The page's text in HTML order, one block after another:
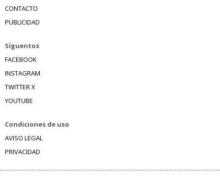
CONTACTO
PUBLICIDAD
Síguentos
FACEBOOK
INSTAGRAM
TWITTER X
YOUTUBE
Condiciones de uso
AVISO LEGAL
PRIVACIDAD